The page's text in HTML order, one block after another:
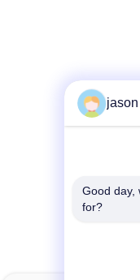
jason
Good day,
for?